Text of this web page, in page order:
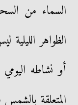
السماء من
الظواهر
أو نشاطه
المتعلقة